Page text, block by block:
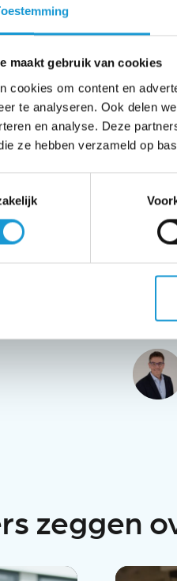
maakt gebruik van cookies
cookies om content en
te analyseren. Ook delen
en analyse. Deze
ze hebben verzameld op
één van de
over de
zeggen